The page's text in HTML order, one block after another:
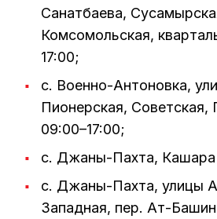
Санатбаева,
Комсомольская,
17:00;
с. Военно-Антоновка,
Пионерская,
09:00–17:00;
с. Джаны-Пахта,
с. Джаны-Пахта, улицы
Западная, пер. Ат-